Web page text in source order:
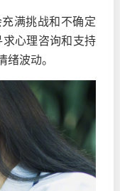
满挑战和不确定
心理咨询和支持
波动。